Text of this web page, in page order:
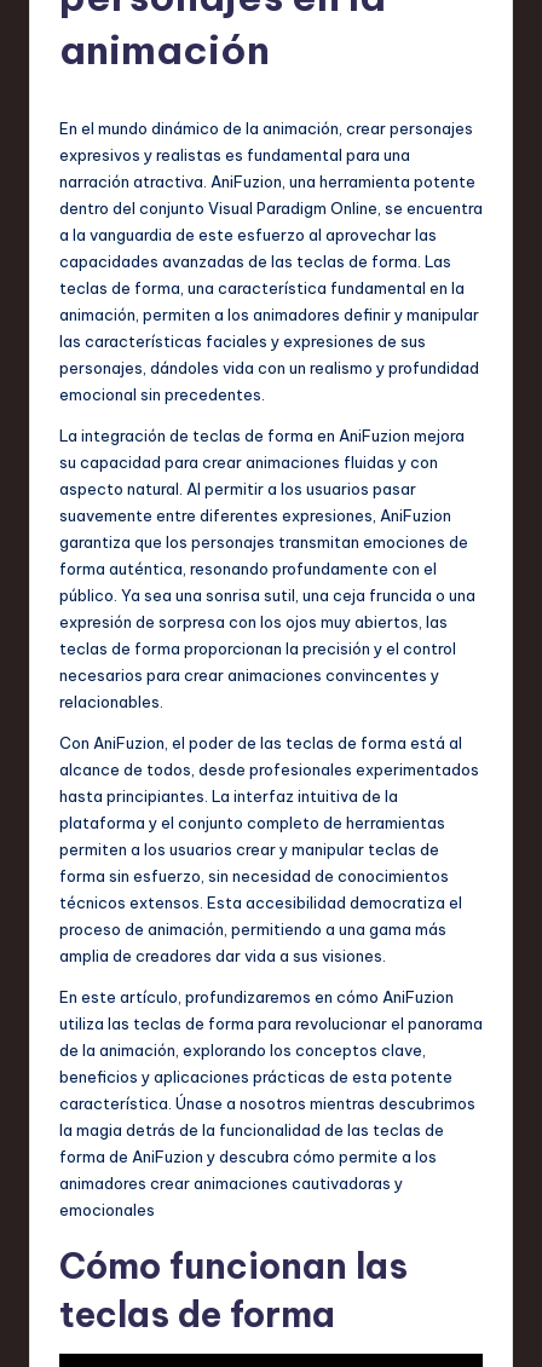
T
d
in
S
w
T
animación
En el mundo dinámico de la animación, crear personajes
expresivos y realistas es fundamental para una
narración atractiva. AniFuzion, una herramienta potente
dentro del conjunto Visual Paradigm Online, se encuentra
a la vanguardia de este esfuerzo al aprovechar las
capacidades avanzadas de las teclas de forma. Las
teclas de forma, una característica fundamental en la
animación, permiten a los animadores definir y manipular
las características faciales y expresiones de sus
personajes, dándoles vida con un realismo y profundidad
emocional sin precedentes.
La integración de teclas de forma en AniFuzion mejora
su capacidad para crear animaciones fluidas y con
aspecto natural. Al permitir a los usuarios pasar
suavemente entre diferentes expresiones, AniFuzion
garantiza que los personajes transmitan emociones de
forma auténtica, resonando profundamente con el
público. Ya sea una sonrisa sutil, una ceja fruncida o una
expresión de sorpresa con los ojos muy abiertos, las
teclas de forma proporcionan la precisión y el control
necesarios para crear animaciones convincentes y
relacionables.
Con AniFuzion, el poder de las teclas de forma está al
alcance de todos, desde profesionales experimentados
hasta principiantes. La interfaz intuitiva de la
plataforma y el conjunto completo de herramientas
permiten a los usuarios crear y manipular teclas de
forma sin esfuerzo, sin necesidad de conocimientos
técnicos extensos. Esta accesibilidad democratiza el
proceso de animación, permitiendo a una gama más
amplia de creadores dar vida a sus visiones.
En este artículo, profundizaremos en cómo AniFuzion
utiliza las teclas de forma para revolucionar el panorama
de la animación, explorando los conceptos clave,
beneficios y aplicaciones prácticas de esta potente
característica. Únase a nosotros mientras descubrimos
la magia detrás de la funcionalidad de las teclas de
forma de AniFuzion y descubra cómo permite a los
animadores crear animaciones cautivadoras y
emocionales
Cómo funcionan las
teclas de forma